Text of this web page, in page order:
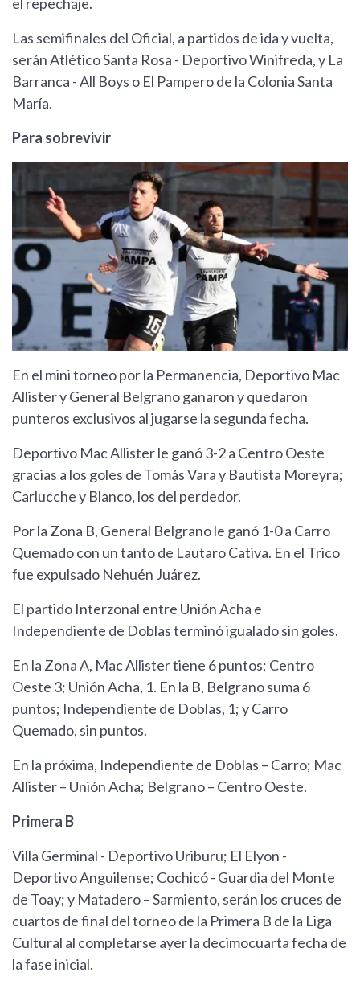
Las semifinales del Oficial, a partidos de ida y vuelta,
serán Atlético Santa Rosa - Deportivo Winifreda, y La
Barranca - All Boys o El Pampero de la Colonia Santa
María.
Para sobrevivir
En el mini torneo por la Permanencia, Deportivo Mac
Allister y General Belgrano ganaron y quedaron
punteros exclusivos al jugarse la segunda fecha.
Deportivo Mac Allister le ganó 3-2 a Centro Oeste
gracias a los goles de Tomás Vara y Bautista Moreyra;
Carlucche y Blanco, los del perdedor.
Por la Zona B, General Belgrano le ganó 1-0 a Carro
Quemado con un tanto de Lautaro Cativa. En el Trico
fue expulsado Nehuén Juárez.
El partido Interzonal entre Unión Acha e
Independiente de Doblas terminó igualado sin goles.
En la Zona A, Mac Allister tiene 6 puntos; Centro
Oeste 3; Unión Acha, 1. En la B, Belgrano suma 6
puntos; Independiente de Doblas, 1; y Carro
Quemado, sin puntos.
En la próxima, Independiente de Doblas – Carro; Mac
Allister – Unión Acha; Belgrano – Centro Oeste.
Primera B
Villa Germinal - Deportivo Uriburu; El Elyon -
Deportivo Anguilense; Cochicó - Guardia del Monte
de Toay; y Matadero – Sarmiento, serán los cruces de
cuartos de final del torneo de la Primera B de la Liga
Cultural al completarse ayer la decimocuarta fecha de
la fase inicial.